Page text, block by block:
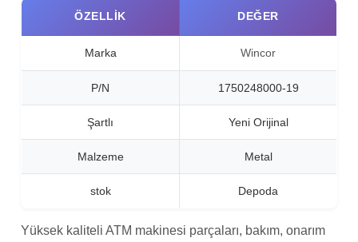
ÖZELLIK DEĞER
Marka Wincor
P/N 1750248000-19
Şartlı Yeni Orijinal
Malzeme Metal
stok Depoda
Yüksek kaliteli ATM makinesi parçaları, bakım, onarım